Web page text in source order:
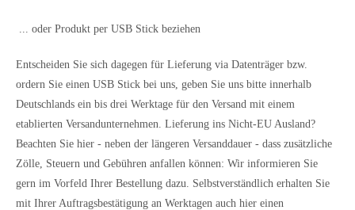
... oder Produkt per USB Stick beziehen
Entscheiden Sie sich dagegen für Lieferung via Datenträger bzw.
ordern Sie einen USB Stick bei uns, geben Sie uns bitte innerhalb
Deutschlands ein bis drei Werktage für den Versand mit einem
etablierten Versandunternehmen. Lieferung ins Nicht-EU Ausland?
Beachten Sie hier - neben der längeren Versanddauer - dass zusätzliche
Zölle, Steuern und Gebühren anfallen können: Wir informieren Sie
gern im Vorfeld Ihrer Bestellung dazu. Selbstverständlich erhalten Sie
mit Ihrer Auftragsbestätigung an Werktagen auch hier einen